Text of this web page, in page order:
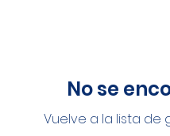
No se
Vuelve a la lista de